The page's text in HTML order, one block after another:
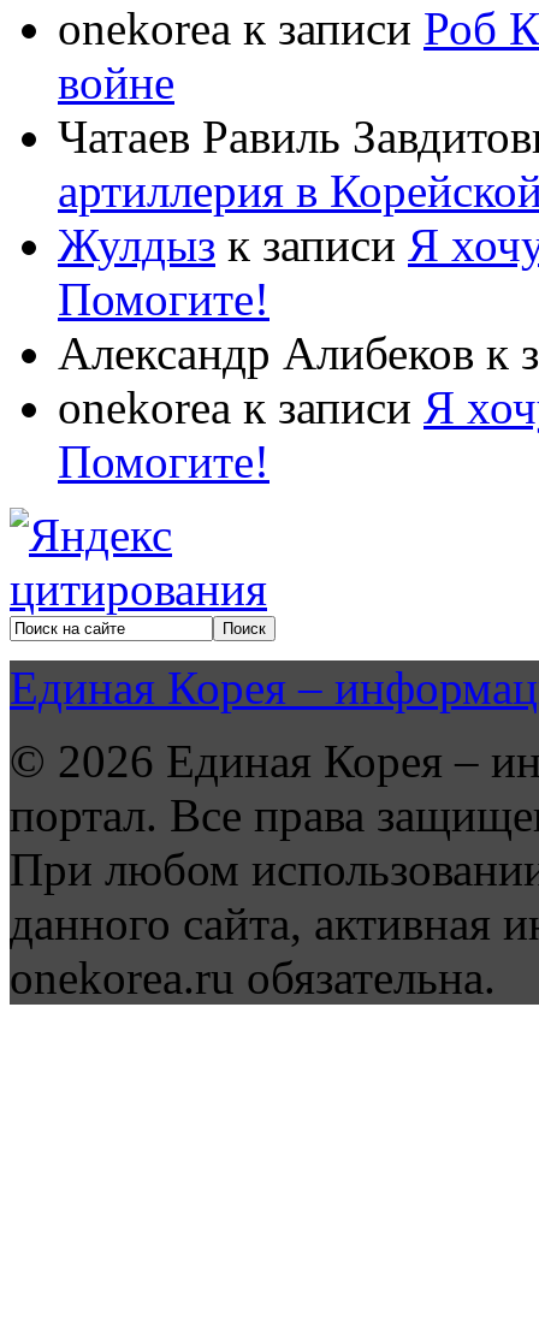
onekorea к записи Роб
войне
Чатаев Равиль
артиллерия в
Жулдыз к записи Я
Помогите!
Александр Алибеков к
onekorea к записи Я
Помогите!
Единая Корея –
© 2026 Единая Корея –
портал. Все права
При любом
данного сайта, активная
onekorea.ru обязательна.